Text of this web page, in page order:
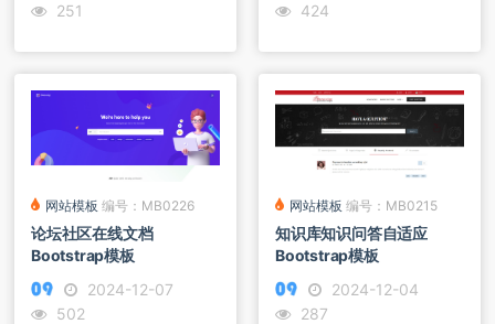
251
424
网站模板 编号：MB0226
论坛社区在线文档
Bootstrap模板
2024-12-07
502
网站模板 编号：MB0215
知识库知识问答自适应
Bootstrap模板
2024-12-04
287